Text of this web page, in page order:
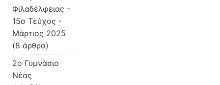
Φιλαδέλφειας -
15ο Τεύχος -
Μάρτιος 2025
(8 άρθρα)
2o Γυμνάσιο
Νέας